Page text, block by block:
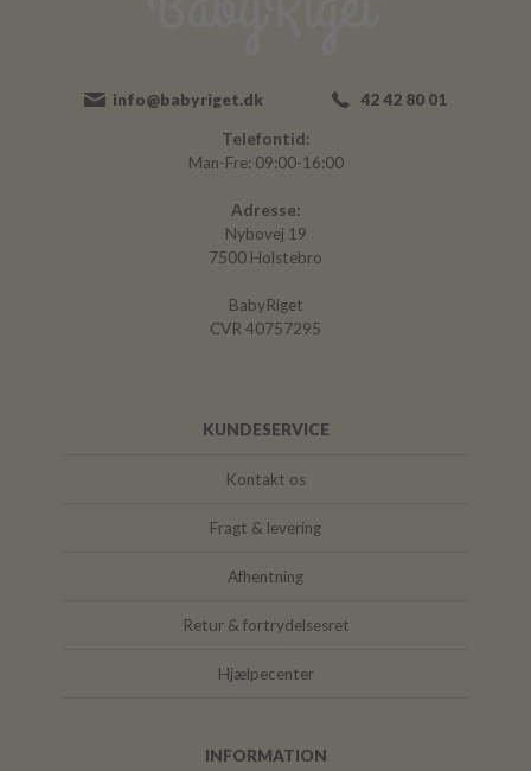
info@babyriget.dk 42 42 80 01
Telefontid:
Man-Fre: 09:00-16:00
Adresse:
Nybovej 19
7500 Holstebro
BabyRiget
CVR 40757295
KUNDESERVICE
Kontakt os
Fragt & levering
Afhentning
Retur & fortrydelsesret
Hjælpecenter
INFORMATION